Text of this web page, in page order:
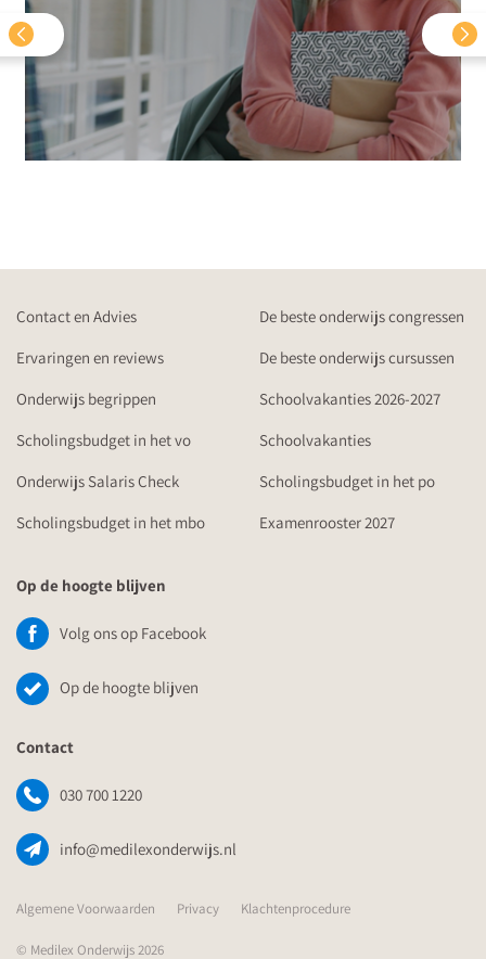
Contact en Advies
De beste onderwijs congressen
Ervaringen en reviews
De beste onderwijs cursussen
Onderwijs begrippen
Schoolvakanties 2026-2027
Scholingsbudget in het vo
Schoolvakanties
Onderwijs Salaris Check
Scholingsbudget in het po
Scholingsbudget in het mbo
Examenrooster 2027
Op de hoogte blijven
Volg ons op Facebook
Op de hoogte blijven
Contact
030 700 1220
info@medilexonderwijs.nl
Algemene Voorwaarden Privacy Klachtenprocedure
© Medilex Onderwijs 2026